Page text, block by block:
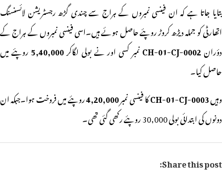
بتایا جاتا ہے کہ ان فینسی نمبروں کے ہراج سے چندی گڑھ رجسٹریشن لائسنسنگ
اتھارٹی کو جملہ دیڑھ کروڑ روپئے حاصل ہوئے ہیں۔اسی فینسی نمبروں کے ہراج کے
دؤرانCH-01-CJ-0002نمبر کسی اور نے بولی لگاکر5,40,000روپئے میں
حاصل کیا۔
وہیںCH-01-CJ-0003کا فینسی نمبر4,20,000روپئے میں فروخت ہوا۔جبکہ ان
دونوں کی ابتدائی بولی 30,000 روپئے رکھی گئی تھی۔
Share this post: